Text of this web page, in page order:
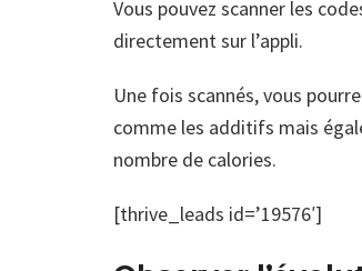
Vous pouvez scanner les
directement sur l’appli.
Une fois scannés, vous
comme les additifs mais
nombre de calories.
[thrive_leads id=’19576′]